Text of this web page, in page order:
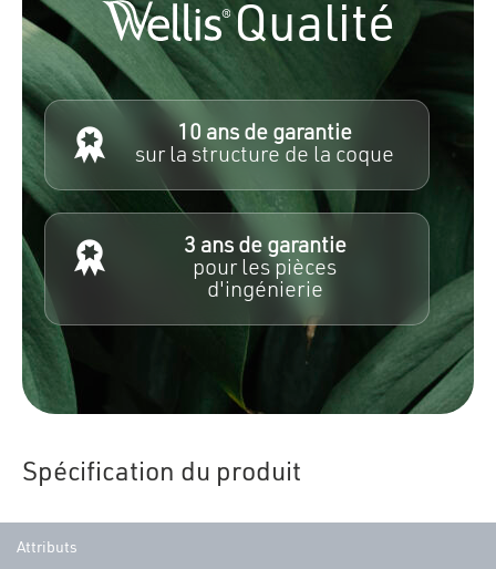
Qualité
10 ans de garantie
sur la structure de la coque
3 ans de garantie
pour les pièces
d'ingénierie
Spécification du produit
Attributs